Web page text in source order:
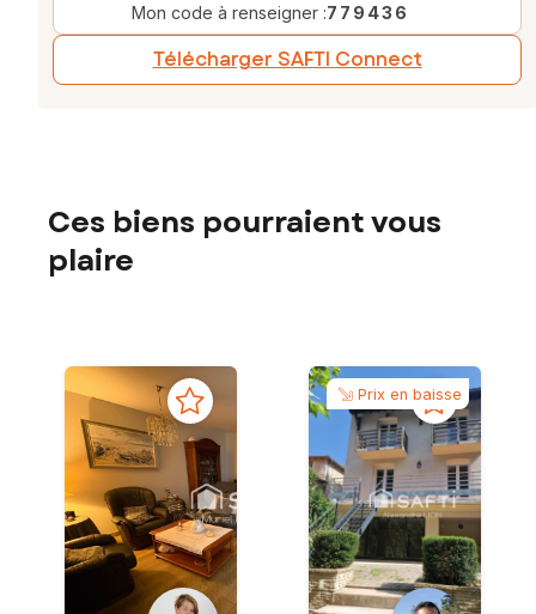
Mon code à renseigner :779436
Télécharger SAFTI Connect
Ces biens pourraient vous
plaire
Prix en baisse